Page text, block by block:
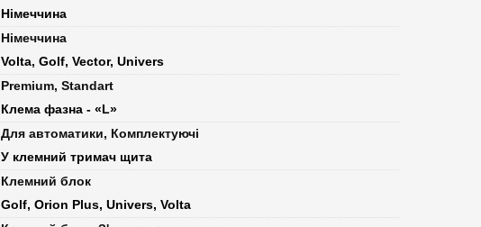
Німеччина
Німеччина
Volta, Golf, Vector, Univers
Premium, Standart
Клема фазна - «L»
Для автоматики, Комплектуючі
У клемний тримач щита
Клемний блок
Golf, Orion Plus, Univers, Volta